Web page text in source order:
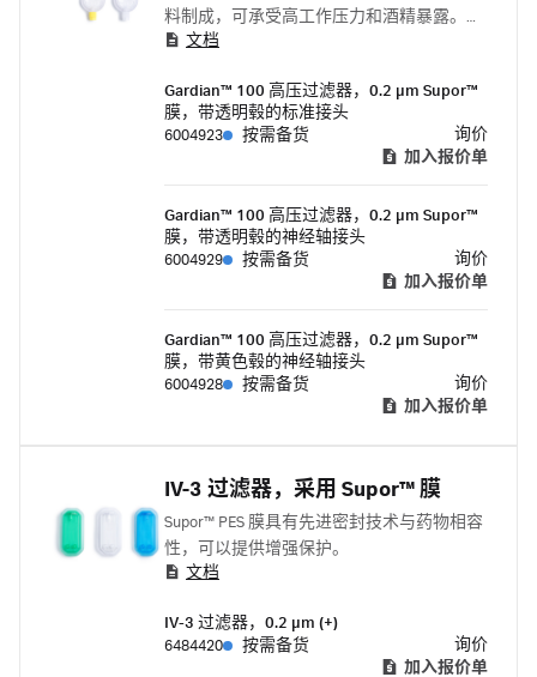
料制成，可承受高工作压力和酒精暴露。滤
膜采用Supor™ PES 膜 ，具有先进的密封技术
文档
Gardian™ 100 高压过滤器，0.2 μm Supor™
膜，带透明毂的标准接头
6004923
按需备货
询价
加入报价单
Gardian™ 100 高压过滤器，0.2 μm Supor™
膜，带透明毂的神经轴接头
6004929
按需备货
询价
加入报价单
Gardian™ 100 高压过滤器，0.2 μm Supor™
膜，带黄色毂的神经轴接头
6004928
按需备货
询价
加入报价单
IV-3 过滤器，采用 Supor™ 膜
Supor™ PES 膜具有先进密封技术与药物相容
性，可以提供增强保护。
文档
IV-3 过滤器，0.2 μm (+)
6484420
按需备货
询价
加入报价单